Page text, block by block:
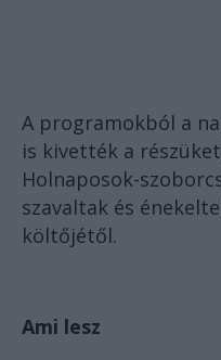
A programokból a
is kivették a
Holnaposok-
szavaltak és
költőjétől.
Ami lesz